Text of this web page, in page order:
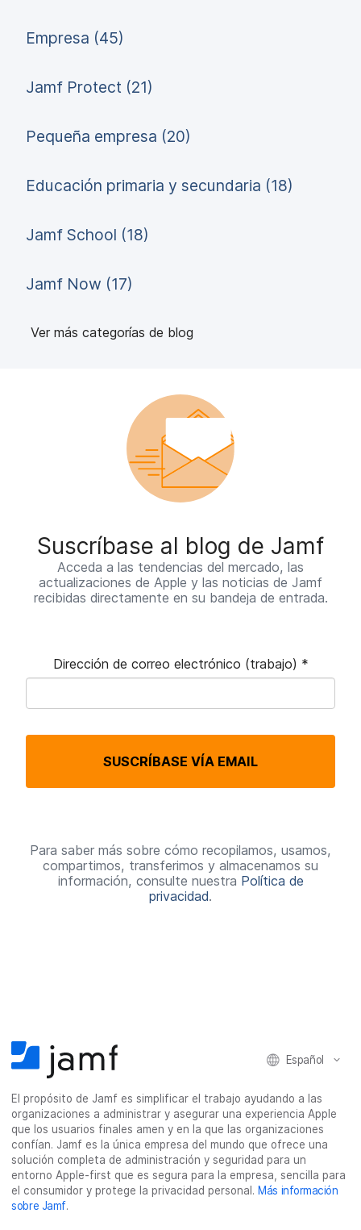
Empresa (45)
Jamf Protect (21)
Pequeña empresa (20)
Educación primaria y secundaria (18)
Jamf School (18)
Jamf Now (17)
Ver más categorías de blog
Suscríbase al blog de Jamf
Acceda a las tendencias del mercado, las
actualizaciones de Apple y las noticias de Jamf
recibidas directamente en su bandeja de entrada.
Dirección de correo electrónico (trabajo) *
t
o
SUSCRÍBASE VÍA EMAIL
Para saber más sobre cómo recopilamos, usamos,
compartimos, transferimos y almacenamos su
información, consulte nuestra Política de
privacidad.
Español
El propósito de Jamf es simplificar el trabajo ayudando a las
organizaciones a administrar y asegurar una experiencia Apple
que los usuarios finales amen y en la que las organizaciones
confían. Jamf es la única empresa del mundo que ofrece una
solución completa de administración y seguridad para un
entorno Apple-first que es segura para la empresa, sencilla para
el consumidor y protege la privacidad personal. Más información
sobre Jamf.